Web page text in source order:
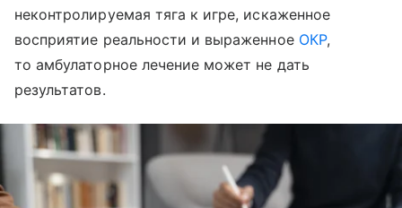
неконтролируемая тяга к игре, искаженное
восприятие реальности и выраженное ОКР,
то амбулаторное лечение может не дать
результатов.